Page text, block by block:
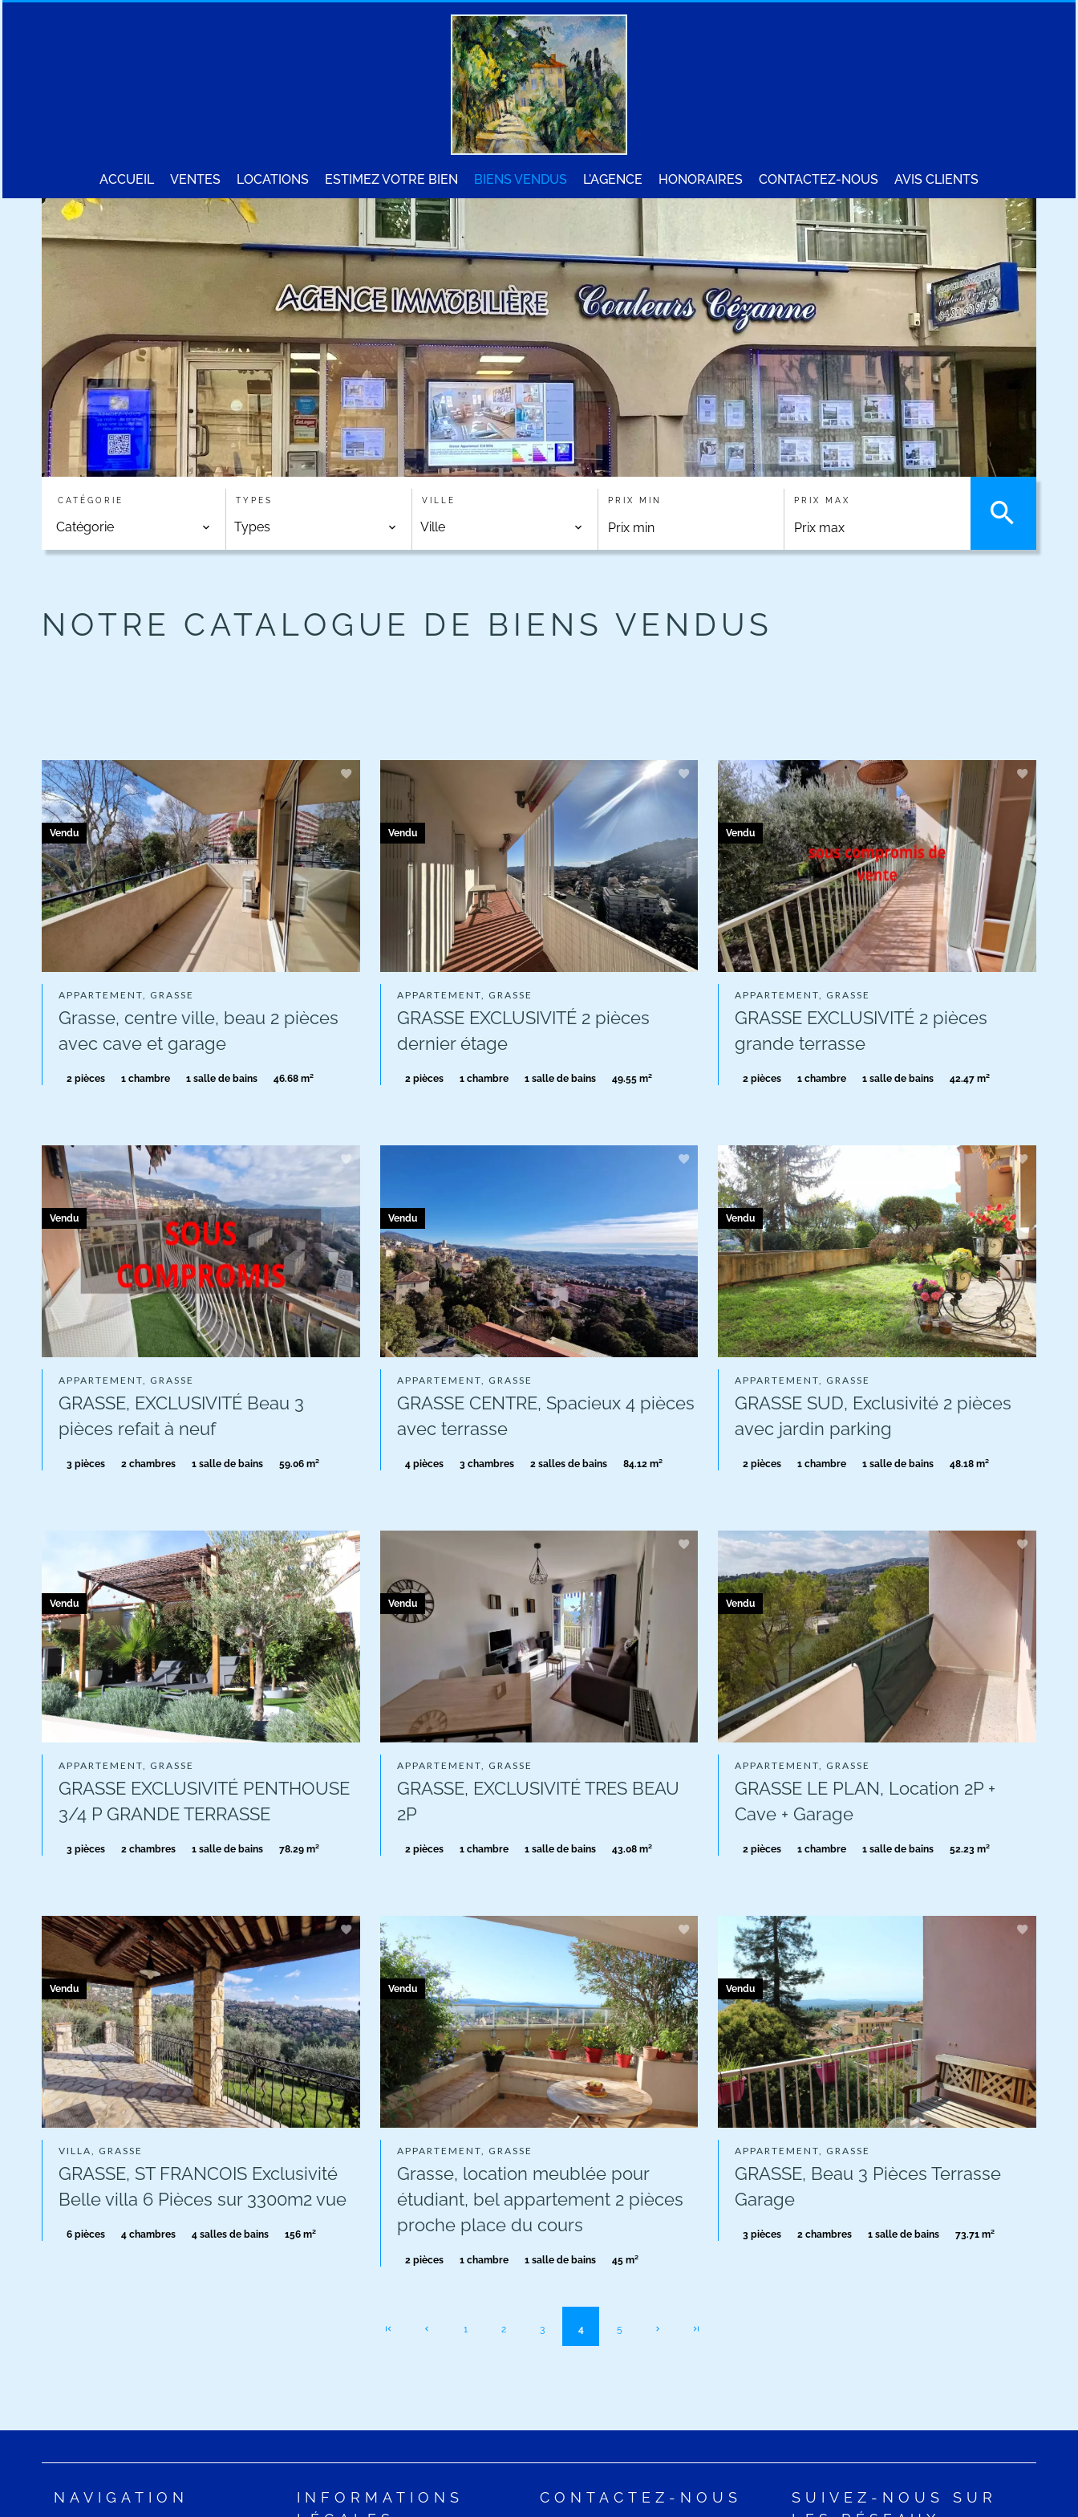
ACCUEIL VENTES LOCATIONS ESTIMEZ VOTRE BIEN BIENS VENDUS L'AGENCE HONORAIRES CONTACTEZ-NOUS AVIS CLIENTS
CATÉGORIE
Catégorie
TYPES
Types
VILLE
Ville
PRIX MIN PRIX MAX
NOTRE CATALOGUE DE BIENS VENDUS
APPARTEMENT, GRASSE
Grasse, centre ville, beau 2 pièces
avec cave et garage
2 pièces 1 chambre 1 salle de bains 46.68 m²
Vendu
APPARTEMENT, GRASSE
GRASSE EXCLUSIVITÉ 2 pièces
dernier étage
2 pièces 1 chambre 1 salle de bains 49.55 m²
Vendu
APPARTEMENT, GRASSE
GRASSE EXCLUSIVITÉ 2 pièces
grande terrasse
2 pièces 1 chambre 1 salle de bains 42.47 m²
Vendu
APPARTEMENT, GRASSE
GRASSE, EXCLUSIVITÉ Beau 3
pièces refait à neuf
3 pièces 2 chambres 1 salle de bains 59.06 m²
Vendu
APPARTEMENT, GRASSE
GRASSE CENTRE, Spacieux 4 pièces
avec terrasse
4 pièces 3 chambres 2 salles de bains 84.12 m²
Vendu
APPARTEMENT, GRASSE
GRASSE SUD, Exclusivité 2 pièces
avec jardin parking
2 pièces 1 chambre 1 salle de bains 48.18 m²
Vendu
APPARTEMENT, GRASSE
GRASSE EXCLUSIVITÉ PENTHOUSE
3/4 P GRANDE TERRASSE
3 pièces 2 chambres 1 salle de bains 78.29 m²
Vendu
APPARTEMENT, GRASSE
GRASSE, EXCLUSIVITÉ TRES BEAU
2P
2 pièces 1 chambre 1 salle de bains 43.08 m²
Vendu
APPARTEMENT, GRASSE
GRASSE LE PLAN, Location 2P +
Cave + Garage
2 pièces 1 chambre 1 salle de bains 52.23 m²
Vendu
VILLA, GRASSE
GRASSE, ST FRANCOIS Exclusivité
Belle villa 6 Pièces sur 3300m2 vue
6 pièces 4 chambres 4 salles de bains 156 m²
Vendu
APPARTEMENT, GRASSE
Grasse, location meublée pour
étudiant, bel appartement 2 pièces
proche place du cours
2 pièces 1 chambre 1 salle de bains 45 m²
Vendu
APPARTEMENT, GRASSE
GRASSE, Beau 3 Pièces Terrasse
Garage
3 pièces 2 chambres 1 salle de bains 73.71 m²
Vendu
1 2 3 4 5
NAVIGATION
INFORMATIONS
CONTACTEZ-NOUS
SUIVEZ-NOUS SUR